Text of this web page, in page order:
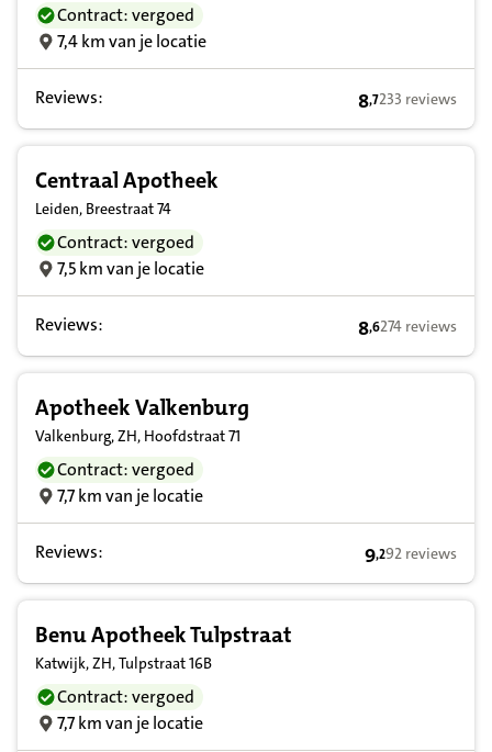
Contract: vergoed
7,4 km van je locatie
Reviews: 8,7 op basis van
8,7233 reviews
Centraal Apotheek
Leiden, Breestraat 74
Contract: vergoed
7,5 km van je locatie
Reviews: 8,6 op basis van
8,6274 reviews
Apotheek Valkenburg
Valkenburg, ZH, Hoofdstraat 71
Contract: vergoed
7,7 km van je locatie
Reviews: 9,2 op basis van
9,292 reviews
Benu Apotheek Tulpstraat
Katwijk, ZH, Tulpstraat 16B
Contract: vergoed
7,7 km van je locatie